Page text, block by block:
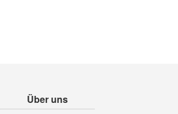
Über uns